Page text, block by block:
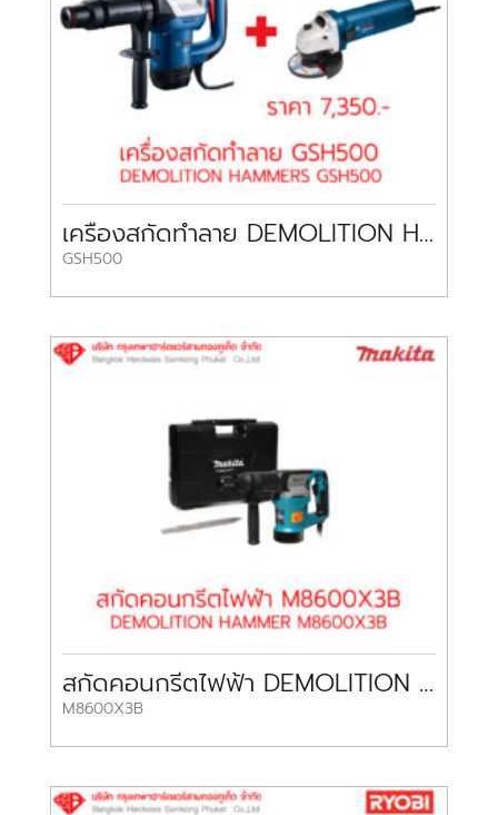
เครื่องสกัดทำลาย DEMOLITION HAMMERS GSH500 BOSCH
GSH500
สกัดคอนกรีตไฟฟ้า DEMOLITION HAMMER M8600X3B MAKITA
M8600X3B